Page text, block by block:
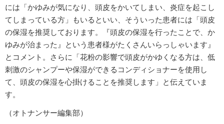
には「かゆみが気になり、頭皮をかいてしまい、炎症を起こし
てしまっている方」もいるといい、そういった患者には「頭皮
の保湿を推奨しております。『頭皮の保湿を行ったことで、か
ゆみが治まった』という患者様がたくさんいらっしゃいます』
とコメント。さらに「花粉の影響で頭皮がかゆくなる方は、低
刺激のシャンプーや保湿ができるコンディショナーを使用し
て、頭皮の保湿を心掛けることを推奨します」と伝えていま
す。
（オトナンサー編集部）